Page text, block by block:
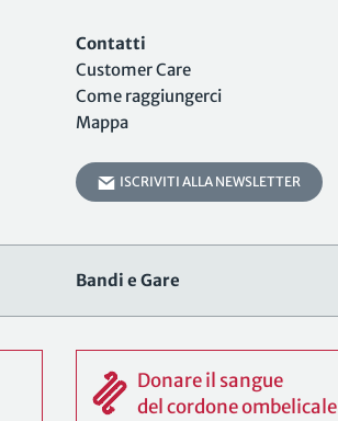
Contatti
Customer Care
Come raggiungerci
Mappa
ISCRIVITI ALLA NEWSLETTER
Bandi e Gare
Donare il sangue
del cordone ombelicale